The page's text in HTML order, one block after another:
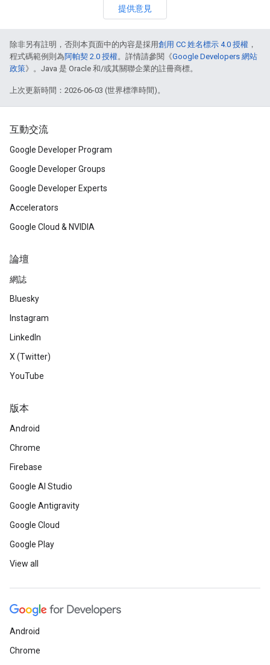
提供意見
除非另有註明，否則本頁面中的內容是採用創用 CC 姓名標示 4.0 授權 ，
程式碼範例則為阿帕契 2.0 授權。詳情請參閱《Google Developers 網站
政策》。Java 是 Oracle 和/或其關聯企業的註冊商標。
上次更新時間：2026-06-03 (世界標準時間)。
互動交流
Google Developer Program
Google Developer Groups
Google Developer Experts
Accelerators
Google Cloud & NVIDIA
論壇
網誌
Bluesky
Instagram
LinkedIn
X (Twitter)
YouTube
版本
Android
Chrome
Firebase
Google AI Studio
Google Antigravity
Google Cloud
Google Play
View all
Android
Chrome